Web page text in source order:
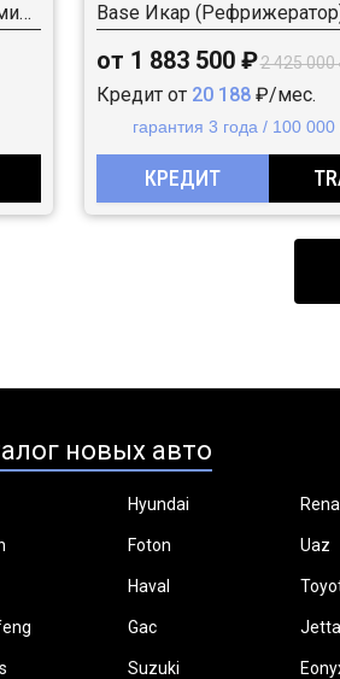
Base Икар (длинная база) Изотермический 2.7 5MT (150 л.с.) RWD
от 1 883 500 ₽2 425 000
Кредит от 20 188₽/мес.
гарантия 3 года / 100 000
КРЕДИТ
новых авто
Hyundai
Foton Uaz
Haval
Gac Jetta
Suzuki